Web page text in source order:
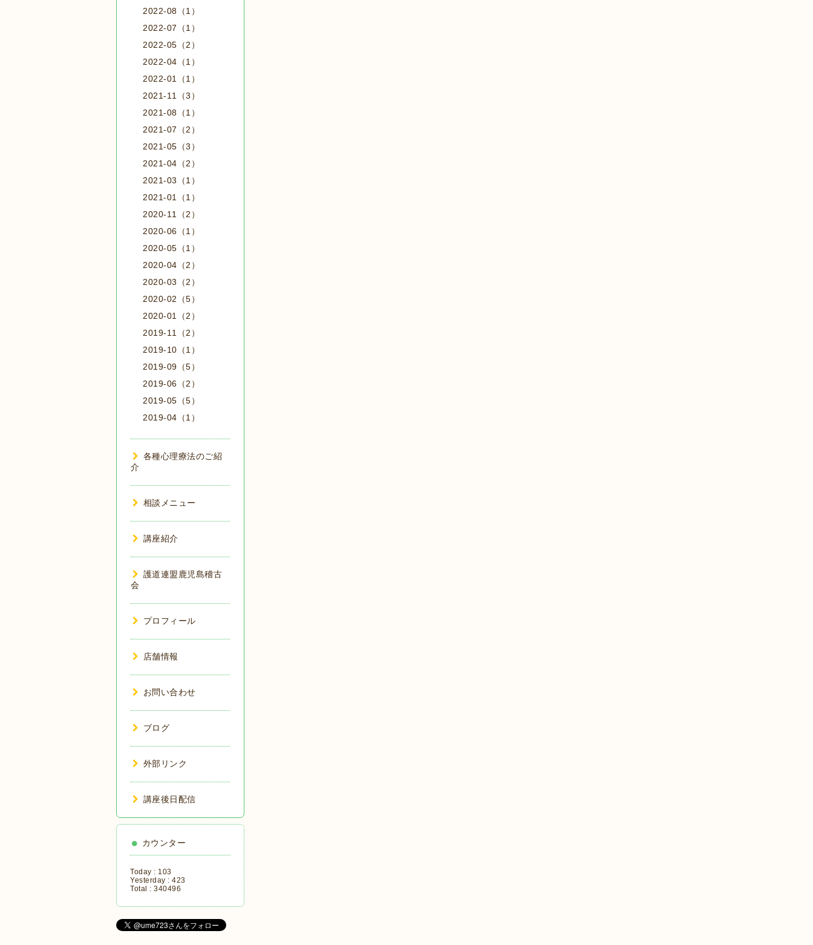
2022-08（1）
2022-07（1）
2022-05（2）
2022-04（1）
2022-01（1）
2021-11（3）
2021-08（1）
2021-07（2）
2021-05（3）
2021-04（2）
2021-03（1）
2021-01（1）
2020-11（2）
2020-06（1）
2020-05（1）
2020-04（2）
2020-03（2）
2020-02（5）
2020-01（2）
2019-11（2）
2019-10（1）
2019-09（5）
2019-06（2）
2019-05（5）
2019-04（1）
各種心理療法のご紹
介
相談メニュー
講座紹介
護道連盟鹿児島稽古
会
プロフィール
店舗情報
お問い合わせ
ブログ
外部リンク
講座後日配信
カウンター
Today : 103
Yesterday : 423
Total : 340496